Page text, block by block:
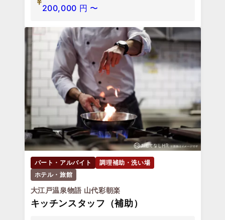
200,000 円 〜
パート・アルバイト
調理補助・洗い場
ホテル・旅館
大江戸温泉物語 山代彩朝楽
キッチンスタッフ（補助）